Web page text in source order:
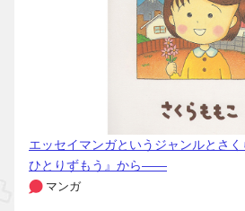
エッセイマンガというジャンルとさ
ひとりずもう』から――
マンガ